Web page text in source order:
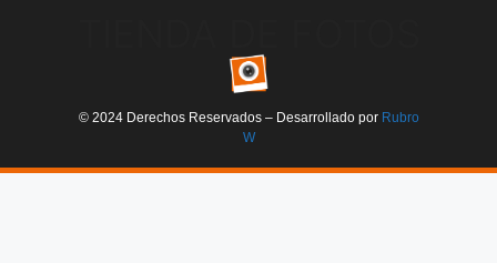
© 2024 Derechos Reservados – Desarrollado por Rubro
W